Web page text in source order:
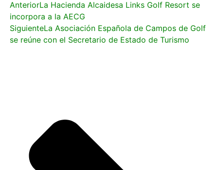
AnteriorLa Hacienda Alcaidesa Links Golf Resort se
incorpora a la AECG
SiguienteLa Asociación Española de Campos de Golf
se reúne con el Secretario de Estado de Turismo